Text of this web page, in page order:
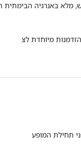
באנרגיה הבימתית
מיוחדת לצ